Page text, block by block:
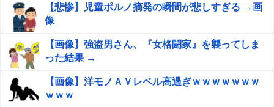
【悲惨】児童ポルノ摘発の瞬間が悲しすぎる →画
像
【画像】強盗男さん、『女格闘家』を襲ってしま
った結果 →
【画像】洋モノＡＶレベル高過ぎｗｗｗｗｗｗｗ
ｗｗｗ